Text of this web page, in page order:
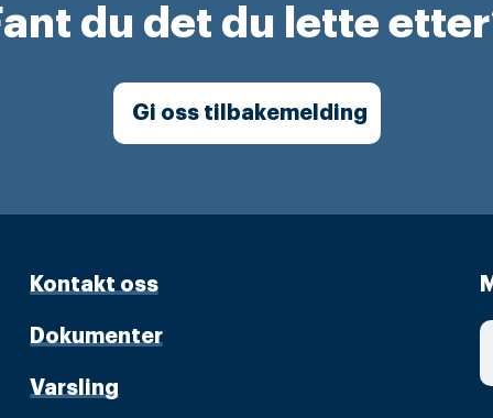
du det du lette
Gi oss tilbakemelding
Kontakt oss
Dokumenter
Varsling